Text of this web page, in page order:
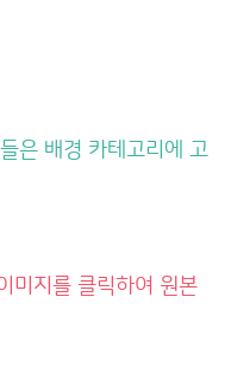
은 배경 카테고리에 고
미지를 클릭하여 원본